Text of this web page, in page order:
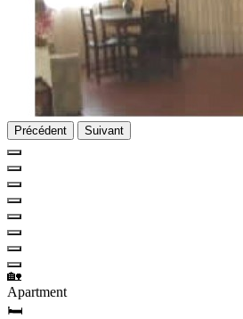
Précédent Suivant
🏡
Apartment
🛏